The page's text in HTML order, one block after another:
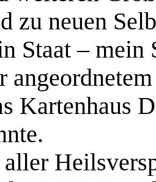
zu neuen
Staat – mein
Kartenhaus